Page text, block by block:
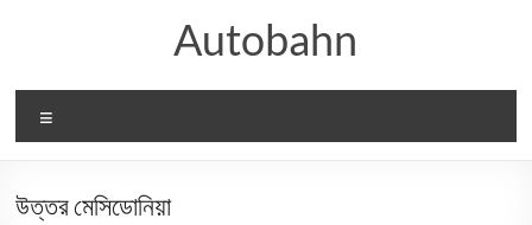
Autobahn
উত্তর মেসিডোনিয়া